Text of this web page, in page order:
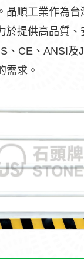
晶順工業作為台
於提供高品質
、CE、ANSI及
需求。